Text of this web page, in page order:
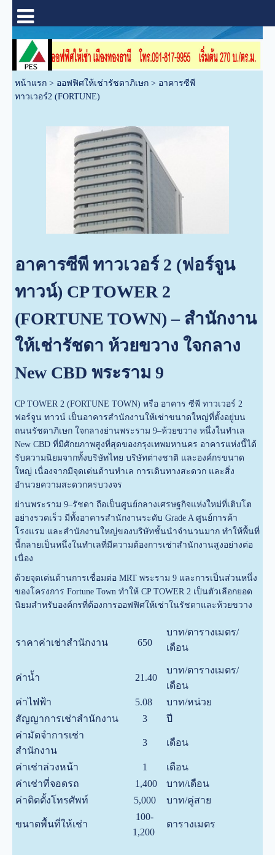
หน้าแรก > ออฟฟิศให้เช่ารัชดาภิเษก > อาคารซีพี
ทาวเวอร์2 (FORTUNE)
อาคารซีพี ทาวเวอร์ 2 (ฟอร์จูน
ทาวน์) CP TOWER 2
(FORTUNE TOWN) – สำนักงาน
ให้เช่ารัชดา ห้วยขวาง ใจกลาง
New CBD พระราม 9
CP TOWER 2 (FORTUNE TOWN) หรือ อาคาร ซีพี ทาวเวอร์ 2
ฟอร์จูน ทาวน์ เป็นอาคารสำนักงานให้เช่าขนาดใหญ่ที่ตั้งอยู่บน
ถนนรัชดาภิเษก ใจกลางย่านพระราม 9–ห้วยขวาง หนึ่งในทำเล
New CBD ที่มีศักยภาพสูงที่สุดของกรุงเทพมหานคร อาคารแห่งนี้ได้
รับความนิยมจากทั้งบริษัทไทย บริษัทต่างชาติ และองค์กรขนาด
ใหญ่ เนื่องจากมีจุดเด่นด้านทำเล การเดินทางสะดวก และสิ่ง
อำนวยความสะดวกครบวงจร
ย่านพระราม 9–รัชดา ถือเป็นศูนย์กลางเศรษฐกิจแห่งใหม่ที่เติบโต
อย่างรวดเร็ว มีทั้งอาคารสำนักงานระดับ Grade A ศูนย์การค้า
โรงแรม และสำนักงานใหญ่ของบริษัทชั้นนำจำนวนมาก ทำให้พื้นที่
นี้กลายเป็นหนึ่งในทำเลที่มีความต้องการเช่าสำนักงานสูงอย่างต่อ
เนื่อง
ด้วยจุดเด่นด้านการเชื่อมต่อ MRT พระราม 9 และการเป็นส่วนหนึ่ง
ของโครงการ Fortune Town ทำให้ CP TOWER 2 เป็นตัวเลือกยอด
นิยมสำหรับองค์กรที่ต้องการออฟฟิศให้เช่าในรัชดาและห้วยขวาง
ราคาค่าเช่าสำนักงาน 650
บาท/ตารางเมตร/
เดือน
ค่าน้ำ 21.40
บาท/ตารางเมตร/
เดือน
ค่าไฟฟ้า
5.08
บาท/หน่วย
สัญญาการเช่าสำนักงาน
3
ปี
ค่ามัดจำการเช่า
สำนักงาน
3 เดือน
ค่าเช่าล่วงหน้า 1
เดือน
ค่าเช่าที่จอดรถ
1,400
บาท/เดือน
ค่าติดตั้งโทรศัพท์
5,000 บาท/คู่สาย
ขนาดพื้นที่ให้เช่า
100-
1,200
ตารางเมตร